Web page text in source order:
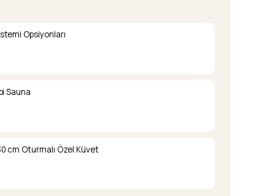
Opsiyonları
Sauna
cm Oturmalı Özel Küvet